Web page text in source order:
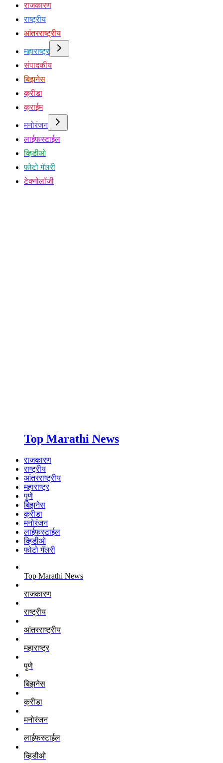
राजकारण
राष्ट्रीय
आंतरराष्ट्रीय
महाराष्ट्र
संपादकीय
बिझनेस
क्रीडा
क्राईम
मनोरंजन
लाईफस्टाईल
व्हिडीओ
फोटो गॅलरी
टेक्नोलॉजी
Top Marathi News
राजकारण
राष्ट्रीय
आंतरराष्ट्रीय
महाराष्ट्र
पुणे
बिझनेस
क्रीडा
मनोरंजन
लाईफस्टाईल
व्हिडीओ
फोटो गॅलरी
Top Marathi News
राजकारण
राष्ट्रीय
आंतरराष्ट्रीय
महाराष्ट्र
पुणे
बिझनेस
क्रीडा
मनोरंजन
लाईफस्टाईल
व्हिडीओ